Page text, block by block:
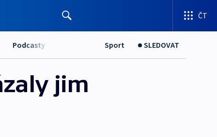
ČT
Podcasty Sport SLEDOVAT
jim